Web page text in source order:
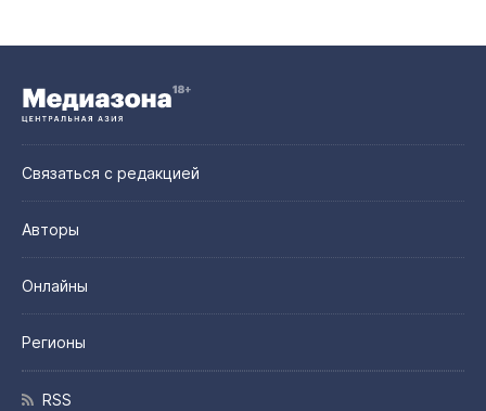
Связаться с редакцией
Авторы
Онлайны
Регионы
RSS